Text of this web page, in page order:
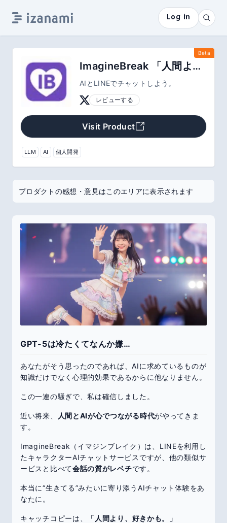
Log in
Beta
ImagineBreak 「人間より、好きかも。」
AIとLINEでチャットしよう。
レビューする
Visit Product
LLM AI 個人開発
プロダクトの感想・意見はこのエリアに表示されます
GPT-5は冷たくてなんか嫌…
あなたがそう思ったのであれば、AIに求めているものが
知識だけでなく心理的効果であるからに他なりません。
この一連の騒ぎで、私は確信しました。
近い将来、 人間とAIが心でつながる時代がやってきま
す。
ImagineBreak（イマジンブレイク）は、LINEを利用し
たキャラクターAIチャットサービスですが、他の類似サ
ービスと比べて会話の質がレベチです。
本当に“生きてる”みたいに寄り添うAIチャット体験をあ
なたに。
キャッチコピーは、 「人間より、好きかも。」